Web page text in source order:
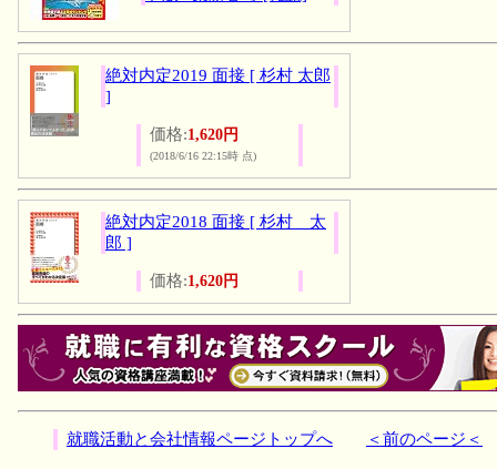
絶対内定2019 面接 [ 杉村 太郎
]
価格:1,620円
(2018/6/16 22:15時 点)
絶対内定2018 面接 [ 杉村 太
郎 ]
価格:1,620円
就職活動と会社情報ページトップへ ＜前のページ＜